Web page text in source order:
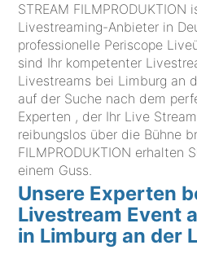
STREAM FILMPRODUKTION
Livestreaming-Anbieter in
professionelle Periscope
sind Ihr kompetenter
Livestreams bei Limburg an
auf der Suche nach dem
Experten , der Ihr Live
reibungslos über die Bühne
FILMPRODUKTION erhalten
einem Guss.
Unsere Experten
Livestream Event
in Limburg an der